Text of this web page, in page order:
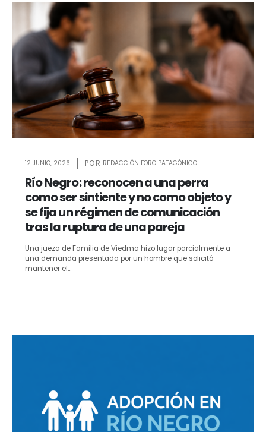
12 JUNIO, 2026 REDACCIÓN FORO PATAGÓNICO
Río Negro: reconocen a una perra
como ser sintiente y no como objeto y
se fija un régimen de comunicación
tras la ruptura de una pareja
Una jueza de Familia de Viedma hizo lugar parcialmente a
una demanda presentada por un hombre que solicitó
mantener el...